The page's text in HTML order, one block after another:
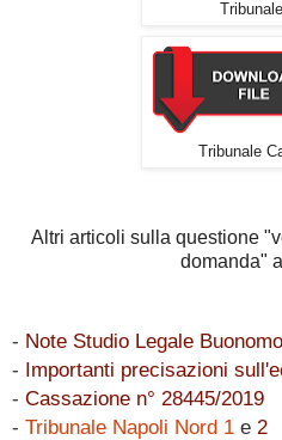
Tribunale
Altri articoli sulla questione
domanda"
- Note Studio Legale Buonomo
- Importanti precisazioni
- Cassazione n° 28445/2019
- Tribunale Napoli Nord 1 e 2